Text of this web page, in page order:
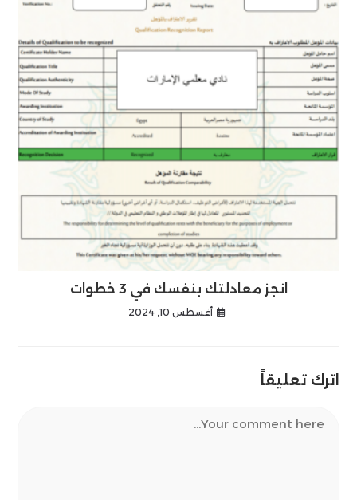
انجز معادلتك بنفسك في 3 خطوات
أغسطس 10, 2024
اترك تعليقاً